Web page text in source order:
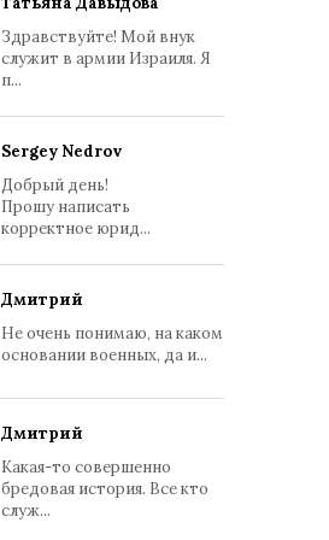
Здравствуйте! Мой внук
служит в армии Израиля. Я
п...
Sergey Nedrov
Добрый день!
Прошу написать
корректное юрид...
Дмитрий
Не очень понимаю, на каком
основании военных, да и...
Дмитрий
Какая-то совершенно
бредовая история. Все кто
служ...